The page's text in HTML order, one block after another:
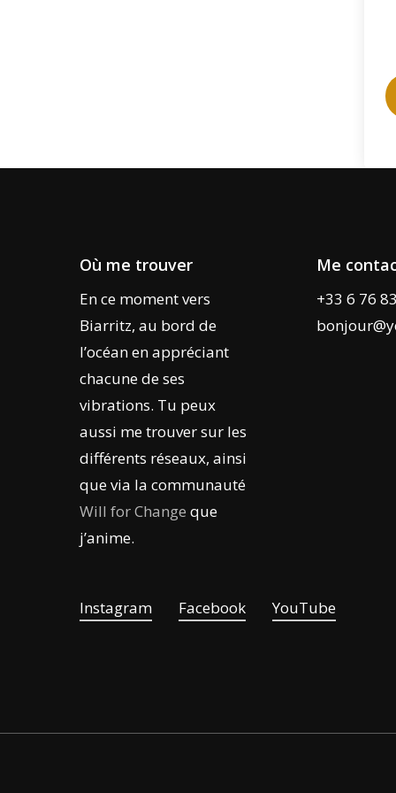
Où me trouver
En ce moment vers
Biarritz, au bord de
l’océan en appréciant
chacune de ses
vibrations. Tu peux
aussi me trouver sur les
différents réseaux, ainsi
que via la communauté
Will for Change que
j’anime.
Me
+33 6 76
Instagram Facebook YouTube